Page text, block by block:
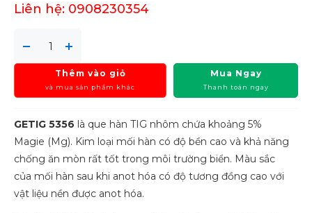
Liên hệ: 0908230354
Thêm vào giỏ
và mua sản phẩm khác
Mua Ngay
Thanh toán ngay
GETIG 5356 là que hàn TIG nhôm chứa khoảng 5%
Magie (Mg). Kim loại mối hàn có độ bền cao và khả năng
chống ăn mòn rất tốt trong môi trường biển. Màu sắc
của mối hàn sau khi anot hóa có độ tương đồng cao với
vật liệu nền được anot hóa.